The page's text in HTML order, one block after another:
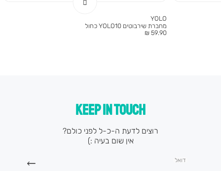
YOLO
מחברת שירבוטים YOLO10 כחול
מחיר
59.90 ₪
KEEP IN TOUCH
רוצים לדעת ה-כ-ל לפני כולם?
אין שום בעיה :)
דואל